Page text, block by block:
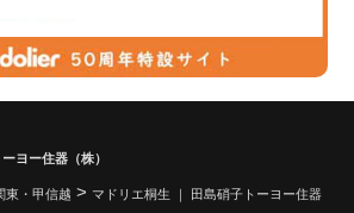
ヨー住器（株）
東・甲信越 > マドリエ桐生 ｜ 田島硝子トーヨー住器